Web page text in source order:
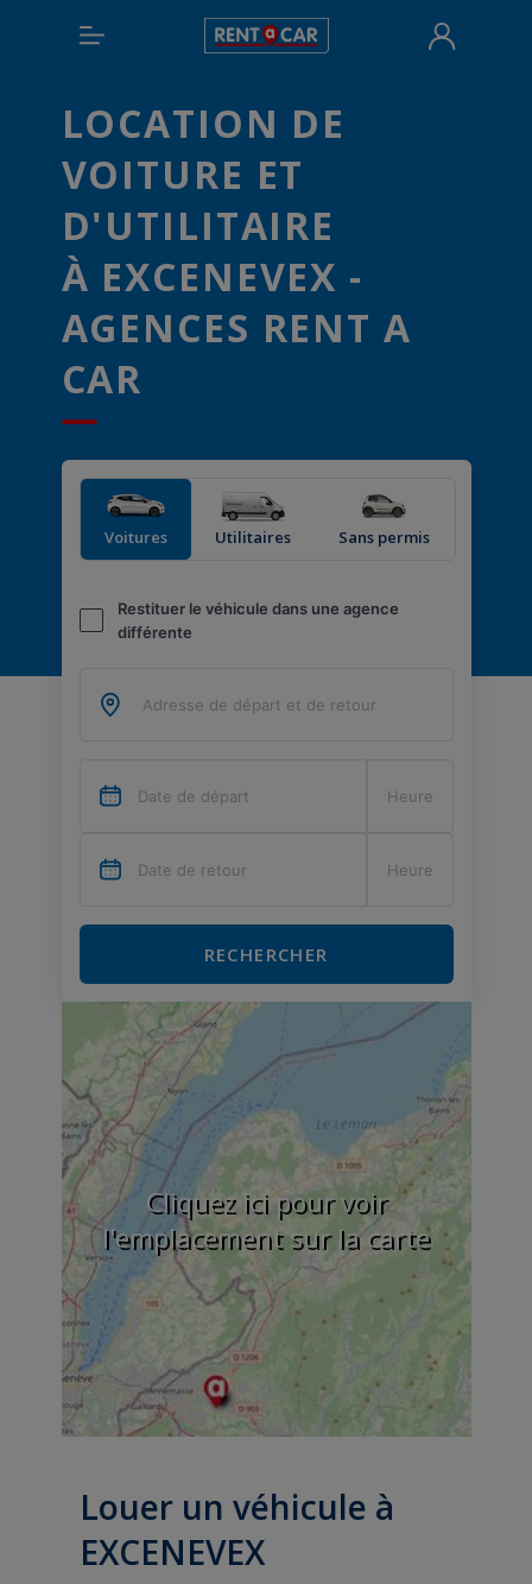
LOCATION DE
VOITURE ET
D'UTILITAIRE
À EXCENEVEX -
AGENCES RENT A
CAR
Voitures Utilitaires Sans permis
Restituer le véhicule dans une agence
différente
RECHERCHER
Cliquez ici pour voir
l'emplacement sur la carte
Louer un véhicule à
EXCENEVEX